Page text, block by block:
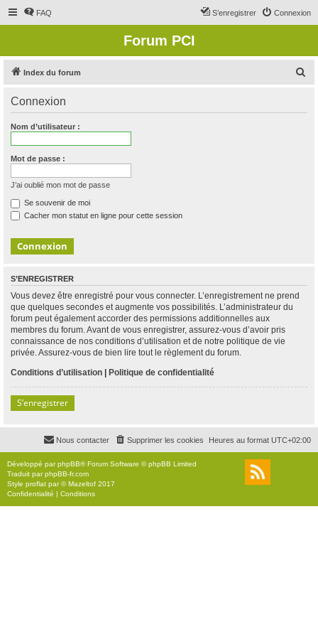
FAQ Connexion
S’enregistrer
Forum PCI
Index du forum
Connexion
Nom d’utilisateur :
Mot de passe :
J’ai oublié mon mot de passe
Se souvenir de moi
Cacher mon statut en ligne pour cette session
S’ENREGISTRER
Vous devez être enregistré pour vous connecter. L’enregistrement ne prend
que quelques secondes et augmente vos possibilités. L’administrateur du
forum peut également accorder des permissions additionnelles aux
membres du forum. Avant de vous enregistrer, assurez-vous d’avoir pris
connaissance de nos conditions d’utilisation et de notre politique de vie
privée. Assurez-vous de bien lire tout le règlement du forum.
Conditions d’utilisation | Politique de confidentialité
S’enregistrer
Heures au format UTC+02:00
Supprimer les cookies
Nous contacter
Développé parphpBB® Forum Software © phpBB Limited
Traduit parphpBB-fr.com
Style proflat par ©Mazeltof 2017
Confidentialité | Conditions